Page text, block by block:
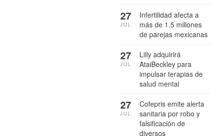
Infertilidad afecta a
más de 1.5 millones
de parejas mexicanas
27
JUL
Lilly adquirirá
AtaiBeckley para
impulsar terapias de
salud mental
27
JUL
Cofepris emite alerta
sanitaria por robo y
falsificación de
diversos
27
JUL